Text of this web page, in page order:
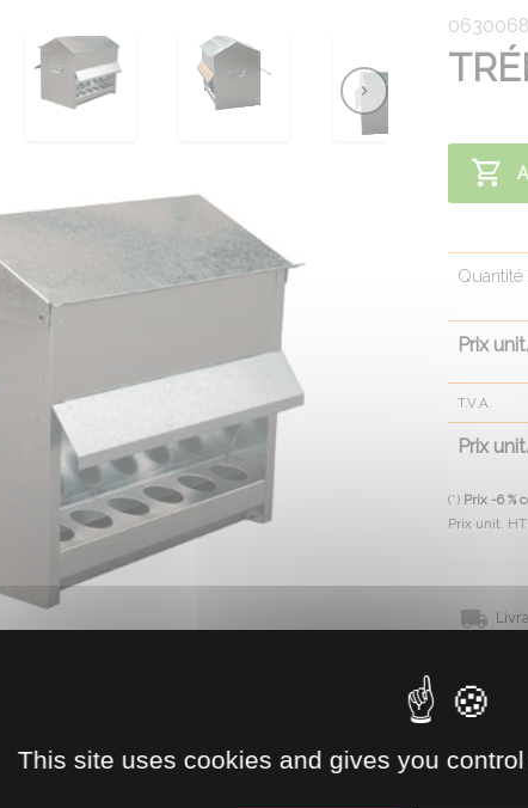
0630068
Quantité
Prix
T.V.A.
Prix
(*) Prix -6 %
Prix unit.
Voir
This site uses cookies and gives you